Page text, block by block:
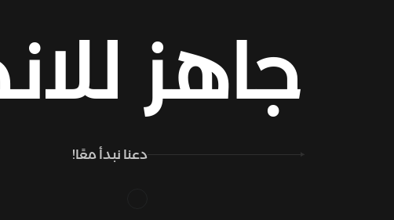
جاهز
دعنا نبدأ معًا!